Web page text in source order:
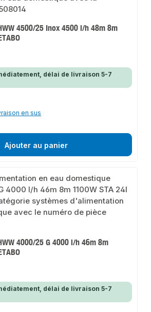
4500/25 Inox 4500 l/h 48m 8m
délai de livraison 5-7
en sus
Ajouter au panier
4000/25 G 4000 l/h 46m 8m
délai de livraison 5-7